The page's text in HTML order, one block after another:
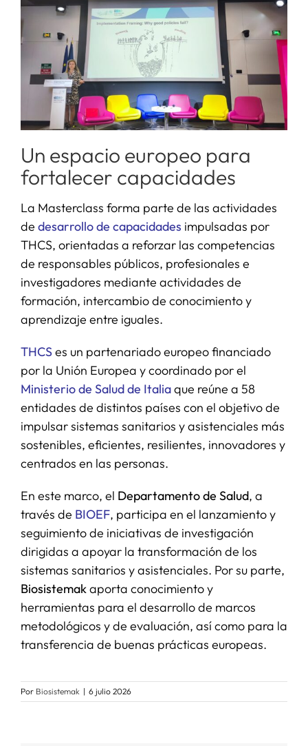
Un espacio europeo para
fortalecer capacidades
La Masterclass forma parte de las actividades
de desarrollo de capacidades impulsadas por
THCS, orientadas a reforzar las competencias
de responsables públicos, profesionales e
investigadores mediante actividades de
formación, intercambio de conocimiento y
aprendizaje entre iguales.
THCSes un partenariado europeo financiado
por la Unión Europea y coordinado por el
Ministerio de Salud de Italiaque reúne a 58
entidades de distintos países con el objetivo de
impulsar sistemas sanitarios y asistenciales más
sostenibles, eficientes, resilientes, innovadores y
centrados en las personas.
En este marco, el Departamento de Salud, a
través de BIOEF, participa en el lanzamiento y
seguimiento de iniciativas de investigación
dirigidas a apoyar la transformación de los
sistemas sanitarios y asistenciales. Por su parte,
Biosistemakaporta conocimiento y
herramientas para el desarrollo de marcos
metodológicos y de evaluación, así como para la
transferencia de buenas prácticas europeas.
Por Biosistemak | 6 julio 2026